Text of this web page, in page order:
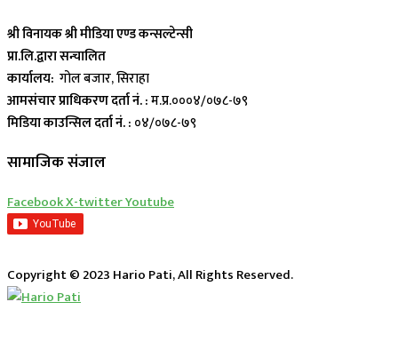
श्री विनायक श्री मीडिया एण्ड कन्सल्टेन्सी
प्रा.लि.द्वारा सन्चालित
कार्यालय: गोल बजार, सिराहा
आमसंचार प्राधिकरण दर्ता नं. :म.प्र.०००४/०७८-७९
मिडिया काउन्सिल दर्ता नं. : ०४/०७८-७९
सामाजिक संजाल
FacebookX-twitterYoutube
Copyright © 2023 Hario Pati, All Rights Reserved.